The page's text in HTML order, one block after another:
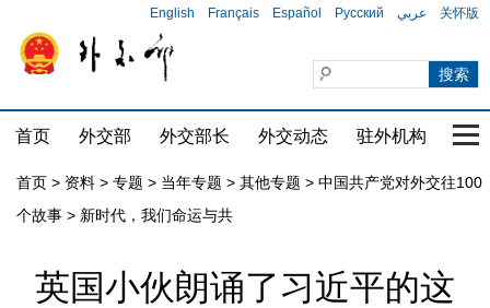
English Français Español Русский عربي 关怀版
首页 外交部 外交部长 外交动态 驻外机构 国
首页 > 资料 > 专题 > 当年专题 > 其他专题 > 中国共产党对外交往100
个故事 > 新时代，我们命运与共
英国小伙朗诵了习近平的这